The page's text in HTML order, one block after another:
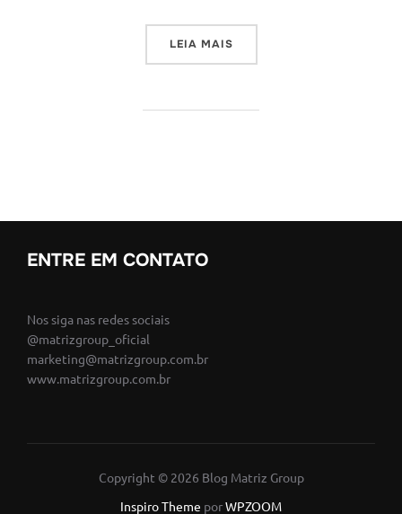
LEIA MAIS“4 PERFUMES FEMININOS
ENTRE EM CONTATO
Nos siga nas redes sociais
@matrizgroup_oficial
marketing@matrizgroup.com.br
www.matrizgroup.com.br
Copyright © 2026 Blog Matriz Group
Inspiro Theme porWPZOOM